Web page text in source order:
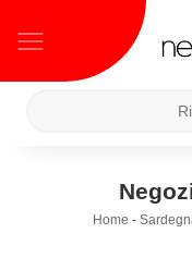
Home -